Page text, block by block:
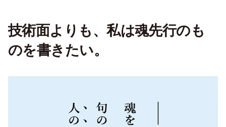
技術面よりも、私は魂先行のも
のを書きたい。